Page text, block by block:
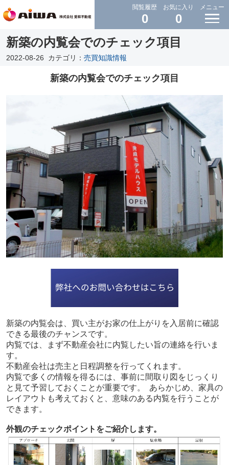
閲覧履歴
0
お気に入り
0
メニュー
新築の内覧会でのチェック項目
2022-08-26 カテゴリ： 売買知識情報
新築の内覧会でのチェック項目
新築の内覧会は、買い主がお家の仕上がりを入居前に確認
できる最後のチャンスです。
内覧では、まず不動産会社に内覧したい旨の連絡を行いま
す。
不動産会社は売主と日程調整を行ってくれます。
内覧で多くの情報を得るには、事前に間取り図をじっくり
と見て予習しておくことが重要です。 あらかじめ、家具の
レイアウトも考えておくと、意味のある内覧を行うことが
できます。
外観のチェックポイントをご紹介します。